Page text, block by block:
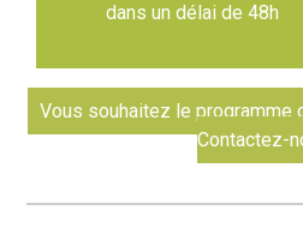
dans un délai de 48h
Vous souhaitez le programme
Contactez-